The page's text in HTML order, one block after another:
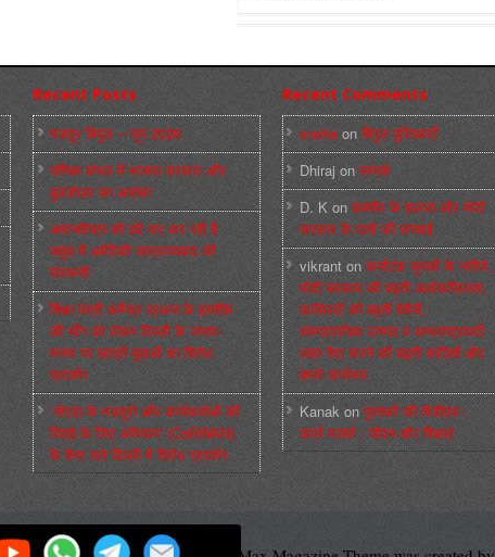
Recent Posts
मज़दूर बिगुल – जून 2026
पश्चिम बंगाल में भाजपा सरकार और
बुलडोज़र का आतंक!
अमानवीयता की हदें पार कर रही है
क्यूबा में अमेरिकी साम्राज्यवाद की
घेराबन्दी
शिक्षा मंत्री धर्मेन्द्र प्रधान के इस्तीफ़े
की माँग को लेकर दिल्ली के जन्तर-
मन्तर पर छात्रों-युवाओं का विरोध
प्रदर्शन
‘नोएडा के मज़दूरों और कार्यकर्ताओं की
रिहाई के लिए अभियान’ (CaRWAN)
के बैनर तले दिल्ली में विरोध प्रदर्शन
Recent Comments
snehaonबिगुल पुस्तिकाएँ
Dhirajon सम्पर्क
D. Konकश्मीर के हालात और मोदी
सरकार के दावों की सच्चाई
vikrantonकर्नाटक चुनावों के नतीजे,
मोदी सरकार की बढ़ती अलोकप्रियता,
फ़ासिस्टों की बढ़ती बेचैनी,
साम्प्रदायिक उन्माद व अन्धराष्ट्रवादी
लहर पैदा करने की बढ़ती साज़िशें और
हमारे कार्यभार
Kanakonपुस्‍तकों की पीडीएफ :
कार्ल मार्क्‍स : जीवन और शिक्षाएं
Powered by
WordPress